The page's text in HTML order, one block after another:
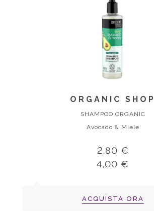
ORGANIC SHOP
SHAMPOO ORGANIC
Avocado & Miele
2,80 €
4,00 €
ACQUISTA ORA